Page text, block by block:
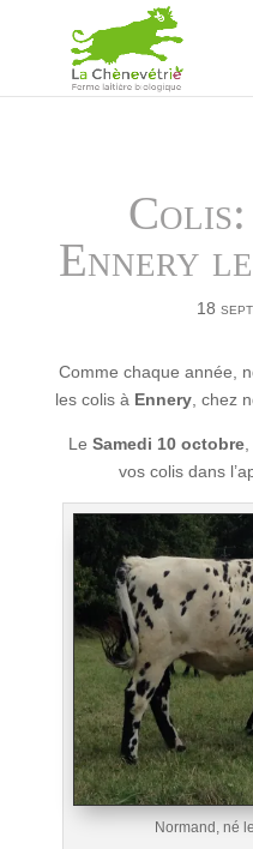
Ennery
18
Comme chaque année,
les colis à Ennery , chez
Le Samedi 10 octobre
vos colis dans
Normand, né